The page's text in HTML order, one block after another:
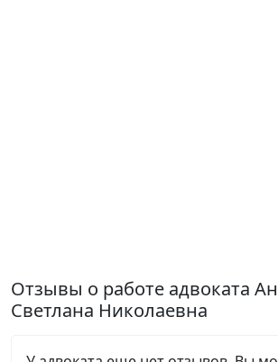
Отзывы о работе адвоката
Светлана Николаевна